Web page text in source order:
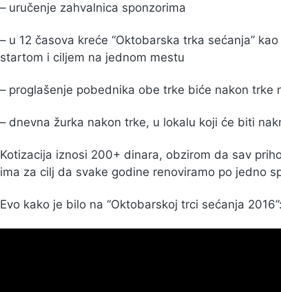
– uručenje zahvalnica sponzorima
– u 12 časova kreće “Oktobarska trka sećanja”
startom i ciljem na jednom mestu
– proglašenje pobednika obe trke biće nakon trke
– dnevna žurka nakon trke, u lokalu koji će biti
Kotizacija iznosi 200+ dinara, obzirom da sav
ima za cilj da svake godine renoviramo po jedno
Evo kako je bilo na “Oktobarskoj trci sećanja 2016”: